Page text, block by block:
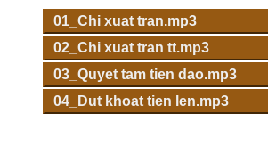
01_Chi xuat tran.mp3
02_Chi xuat tran tt.mp3
03_Quyet tam tien dao.mp3
04_Dut khoat tien len.mp3